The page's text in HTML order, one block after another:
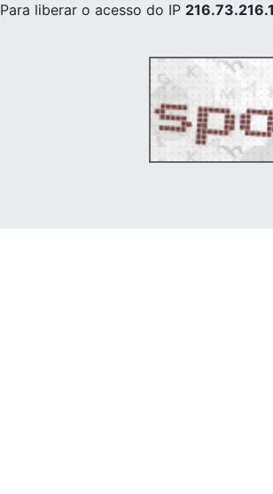
Para liberar o acesso do IP